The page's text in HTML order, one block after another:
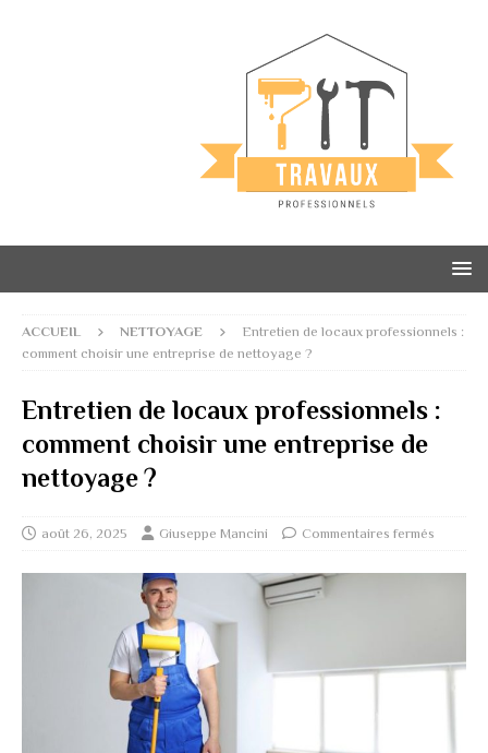
ACCUEIL NETTOYAGE
Entretien de locaux professionnels :
comment choisir une entreprise de nettoyage ?
Entretien de locaux professionnels :
comment choisir une entreprise de
nettoyage ?
août 26, 2025 Giuseppe Mancini Commentaires fermés